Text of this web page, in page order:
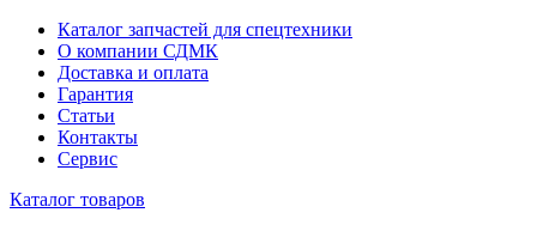
Каталог запчастей для спецтехники
О компании СДМК
Доставка и оплата
Гарантия
Статьи
Контакты
Сервис
Каталог товаров